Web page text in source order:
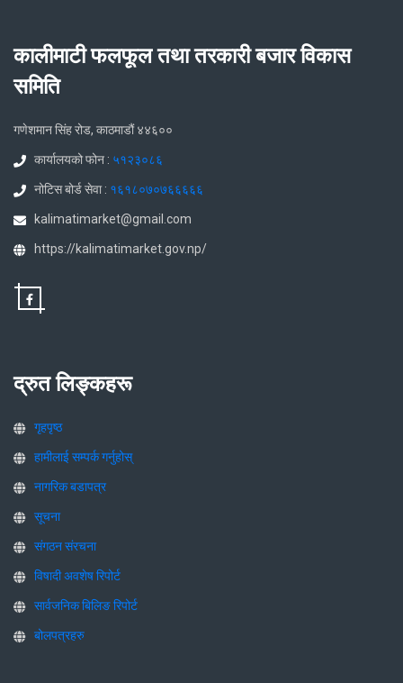
कालीमाटी फलफूल तथा तरकारी बजार विकास
समिति
गणेशमान सिंह रोड, काठमाडौं ४४६००
कार्यालयको फोन : ५१२३०८६
नोटिस बोर्ड सेवा : १६१८०७०७६६६६६
kalimatimarket@gmail.com
https://kalimatimarket.gov.np/
द्रुत लिङ्कहरू
गृहपृष्ठ
हामीलाई सम्पर्क गर्नुहोस्
नागरिक बडापत्र
सूचना
संगठन संरचना
विषादी अवशेष रिपोर्ट
सार्वजनिक बिलिङ रिपोर्ट
बोलपत्रहरु